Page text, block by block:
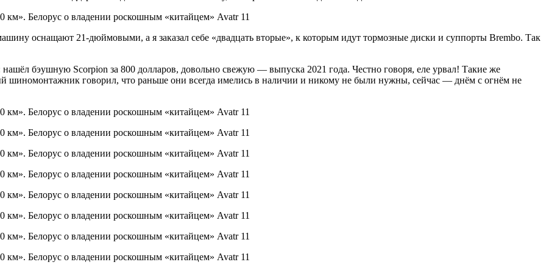
оснащают 21-дюймовыми, а я заказал себе «двадцать вторые», к которым идут тормозные диски и суппорты Brembo. Так
бэушную Scorpion за 800 долларов, довольно свежую — выпуска 2021 года. Честно говоря, еле урвал! Такие же
говорил, что раньше они всегда имелись в наличии и никому не были нужны, сейчас — днём с огнём не